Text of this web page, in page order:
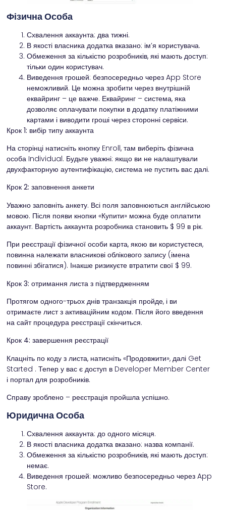
Фізична Особа
Схвалення аккаунта: два тижні.
В якості власника додатка вказано: ім’я користувача.
Обмеження за кількістю розробників, які мають доступ:
тільки один користувач.
Виведення грошей: безпосередньо через App Store
неможливий. Це можна зробити через внутрішній
еквайринг – це важче. Еквайринг – система, яка
дозволяє оплачувати покупки в додатку платіжними
картами і виводити гроші через сторонні сервіси.
Крок 1: вибір типу аккаунта
На сторінці натисніть кнопку Enroll, там виберіть фізична
особа Individual. Будьте уважні: якщо ви не налаштували
двухфакторную аутентифікацію, система не пустить вас далі.
Крок 2: заповнення анкети
Уважно заповніть анкету. Всі поля заповнюються англійською
мовою. Після появи кнопки «Купити» можна буде оплатити
аккаунт. Вартість аккаунта розробника становить $ 99 в рік.
При реєстрації фізичної особи карта, якою ви користуєтеся,
повинна належати власникові облікового запису (імена
повинні збігатися). Інакше ризикуєте втратити свої $ 99.
Крок 3: отримання листа з підтвердженням
Протягом одного-трьох днів транзакція пройде, і ви
отримаєте лист з активаційним кодом. Після його введення
на сайт процедура реєстрації скінчиться.
Крок 4: завершення реєстрації
Клацніть по коду з листа, натисніть «Продовжити», далі Get
Started . Тепер у вас є доступ в Developer Member Center
і портал для розробників.
Справу зроблено – реєстрація пройшла успішно.
Юридична Особа
Схвалення аккаунта: до одного місяця.
В якості власника додатка вказано: назва компанії.
Обмеження за кількістю розробників, які мають доступ:
немає.
Виведення грошей: можливо безпосередньо через App
Store.